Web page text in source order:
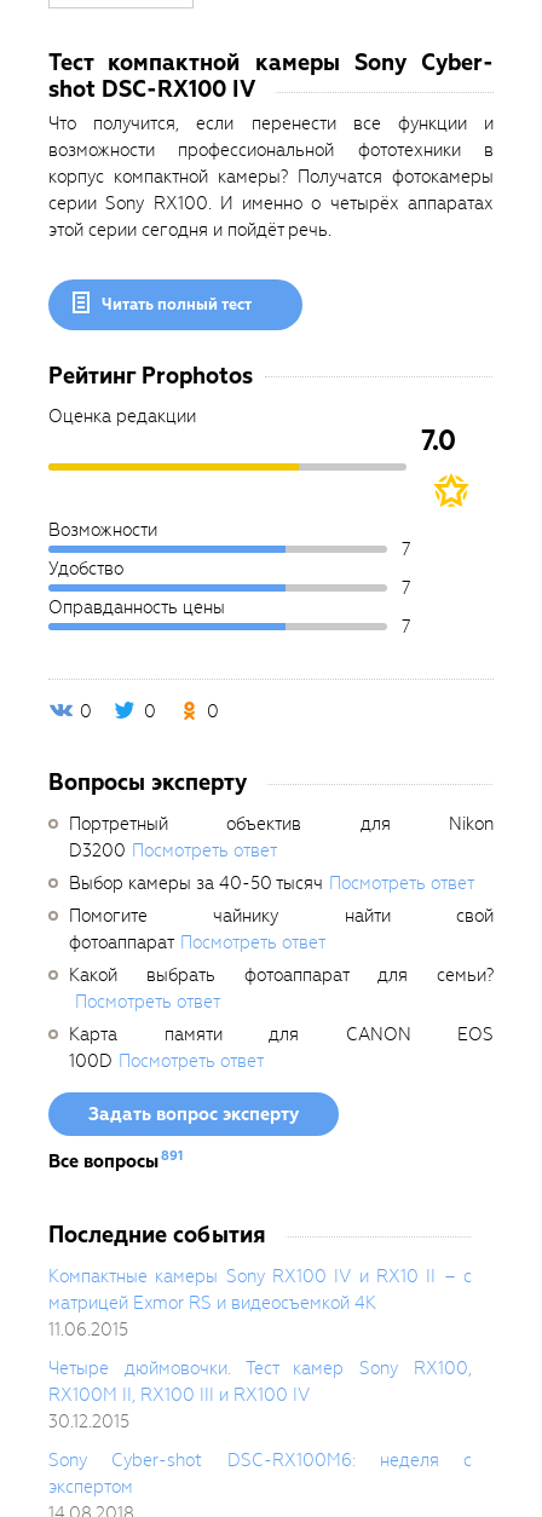
Тест компактной камеры Sony Cyber-
shot DSC-RX100 IV
Что получится, если перенести все функции и
возможности профессиональной фототехники в
корпус компактной камеры? Получатся фотокамеры
серии Sony RX100. И именно о четырёх аппаратах
этой серии сегодня и пойдёт речь.
Читать полный тест
Рейтинг Prophotos
Оценка редакции
7.0
Возможности
7
Удобство
7
Оправданность цены
7
0 0 0
Вопросы эксперту
Портретный объектив для Nikon
D3200 Посмотреть ответ
Выбор камеры за 40-50 тысяч Посмотреть ответ
Помогите чайнику найти свой
фотоаппарат Посмотреть ответ
Какой выбрать фотоаппарат для семьи?
Посмотреть ответ
Карта памяти для CANON EOS
100D Посмотреть ответ
Задать вопрос эксперту
Все вопросы891
Последние события
Компактные камеры Sony RX100 IV и RX10 II – с
матрицей Exmor RS и видеосъемкой 4K
11.06.2015
Четыре дюймовочки. Тест камер Sony RX100,
RX100M II, RX100 III и RX100 IV
30.12.2015
Sony Cyber-shot DSC-RX100M6: неделя с
экспертом